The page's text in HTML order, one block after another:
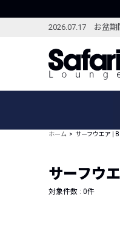
2026.07.17 お盆期
ブランドから探す
新着アイテム
編集部のおすすめアイ
ホーム サーフウエア |
サーフウ
対象件数 : 0件